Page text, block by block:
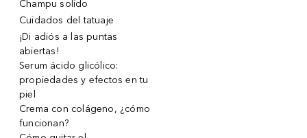
Champu solido
Cuidados del tatuaje
¡Di adiós a las puntas
abiertas!
Serum ácido glicólico:
propiedades y efectos en tu
piel
Crema con colágeno, ¿cómo
funcionan?